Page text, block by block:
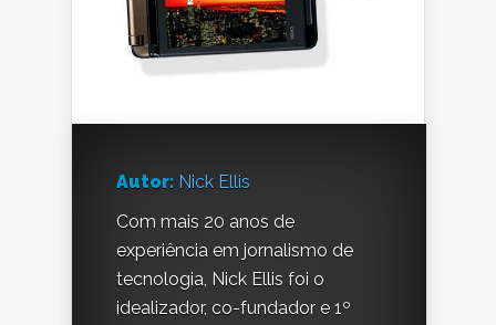
Autor: Nick Ellis
Com mais 20 anos de
experiência em jornalismo de
tecnologia, Nick Ellis foi o
idealizador, co-fundador e 1º